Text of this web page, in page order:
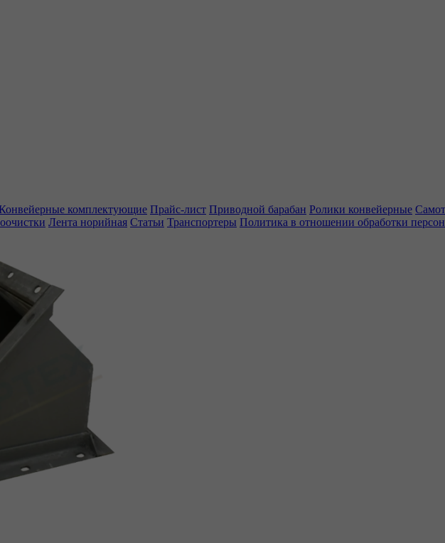
комплектующие Прайс-лист Приводной барабан Ролики конвейерные
Лента норийная Статьи Транспортеры Политика в отношении обработки